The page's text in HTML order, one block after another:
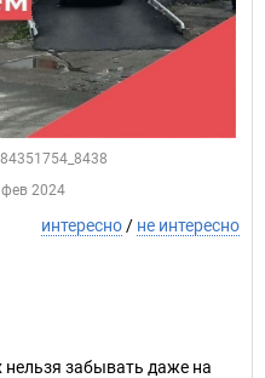
2024
интересно / не интересно
нельзя забывать даже на